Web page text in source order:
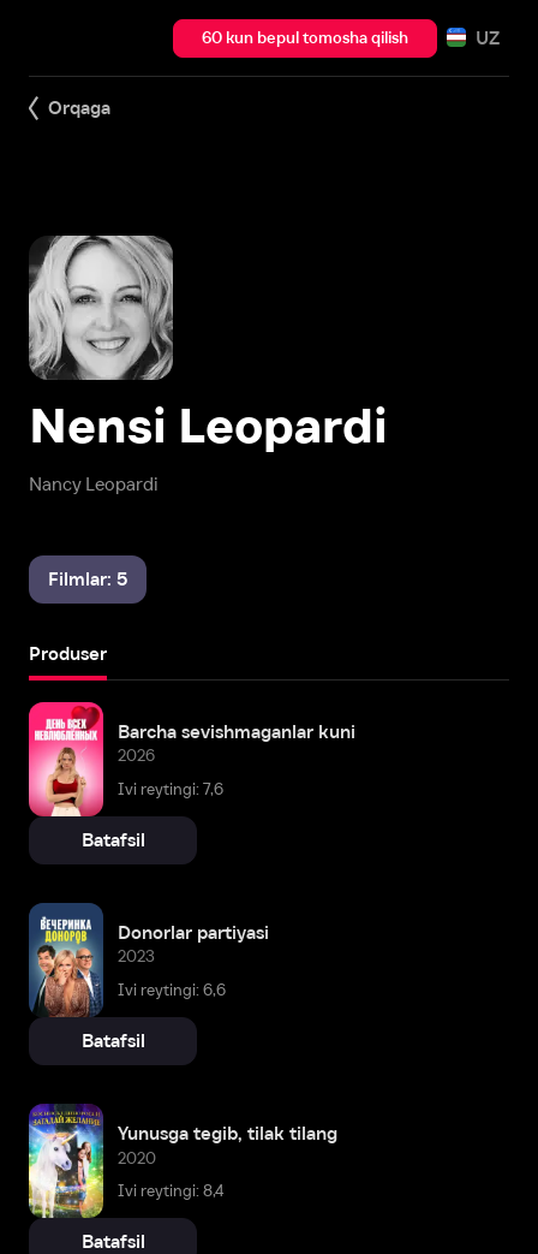
60 kun bepul tomosha qilish UZ
Orqaga
Nancy Leopardi
Nensi Leopardi
Filmlar: 5
Produser
Barcha sevishmaganlar kuni
2026
Ivi reytingi: 7,6
Batafsil
Donorlar partiyasi
2023
Ivi reytingi: 6,6
Batafsil
Yunusga tegib, tilak tilang
2020
Ivi reytingi: 8,4
Batafsil